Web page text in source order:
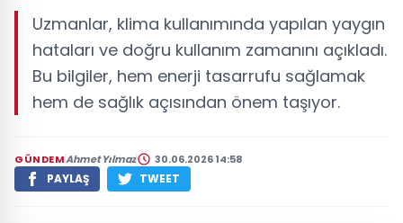
Uzmanlar, klima kullanımında yapılan yaygın
hataları ve doğru kullanım zamanını açıkladı.
Bu bilgiler, hem enerji tasarrufu sağlamak
hem de sağlık açısından önem taşıyor.
GÜNDEMAhmet Yılmaz 30.06.2026 14:58
PAYLAŞ TWEET